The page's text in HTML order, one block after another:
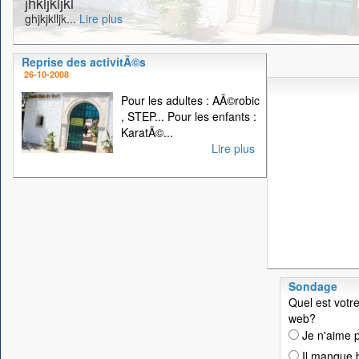
ghjkjklljk... Lire plus
Reprise des activitÃ©s
26-10-2008
Pour les adultes : AÃ©robic
, STEP... Pour les enfants :
KaratÃ©...
Lire plus
Sondage
Quel est
web?
Je n'aime